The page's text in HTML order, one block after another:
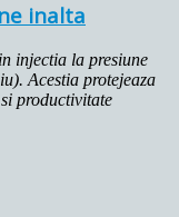
inalta
injectia la presiune
Acestia protejeaza
productivitate